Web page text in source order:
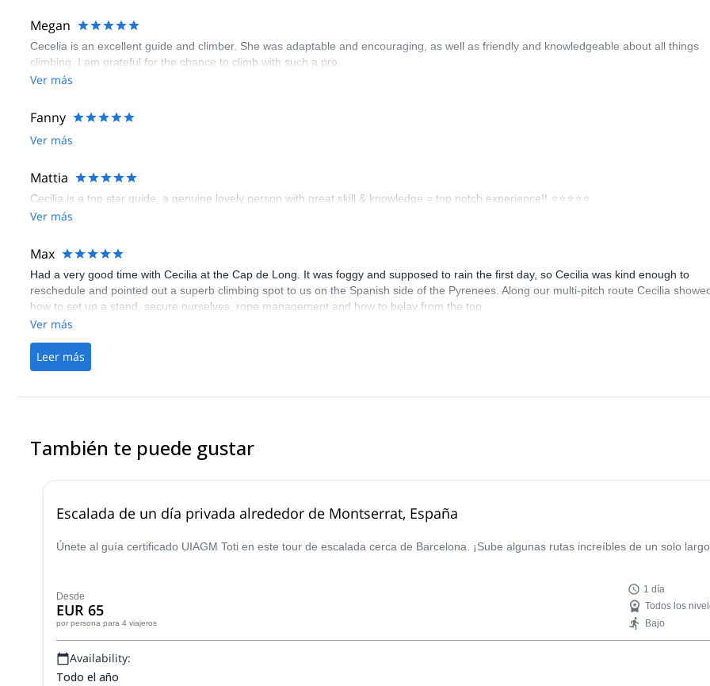
Megan
Cecelia is an excellent guide and climber. She was adaptable and encouraging, as well as friendly and knowledgeable about all things
climbing. I am grateful for the chance to climb with such a pro.
Ver más
Fanny
Ver más
Mattia
Cecilia is a top star guide, a genuine lovely person with great skill & knowledge = top notch experience!! ⭐️⭐️⭐️⭐️⭐️
Ver más
Max
Had a very good time with Cecilia at the Cap de Long. It was foggy and supposed to rain the first day, so Cecilia was kind enough to
reschedule and pointed out a superb climbing spot to us on the Spanish side of the Pyrenees. Along our multi-pitch route Cecilia
how to set up a stand, secure ourselves, rope management and how to belay from the top.
Ver más
Leer más
También te puede gustar
Escalada de un día privada alrededor de Montserrat, España
Únete al guía certificado UIAGM Toti en este tour de escalada cerca de Barcelona. ¡Sube algunas rutas increíbles de un solo
Desde
EUR 65
por persona para 4 viajeros
1 día
Todos los
Bajo
Availability:
Todo el año